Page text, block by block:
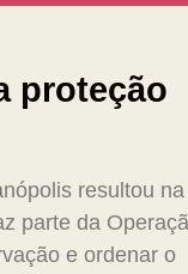
proteção
resultou na
parte da
e ordenar o